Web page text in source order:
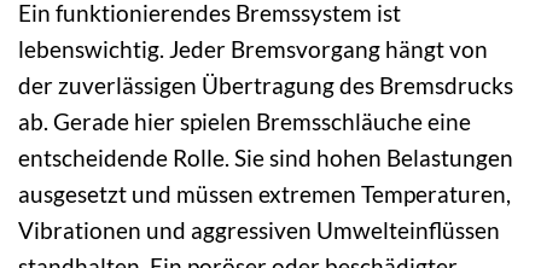
Ein funktionierendes Bremssystem ist
lebenswichtig. Jeder Bremsvorgang hängt von
der zuverlässigen Übertragung des Bremsdrucks
ab. Gerade hier spielen Bremsschläuche eine
entscheidende Rolle. Sie sind hohen Belastungen
ausgesetzt und müssen extremen Temperaturen,
Vibrationen und aggressiven Umwelteinflüssen